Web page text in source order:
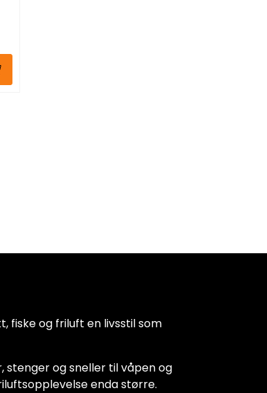
fiske og friluft en livsstil som
og sneller til våpen og
enda større.